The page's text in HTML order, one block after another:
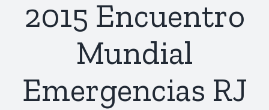
2015 Encuentro
Mundial
Emergencias RJ